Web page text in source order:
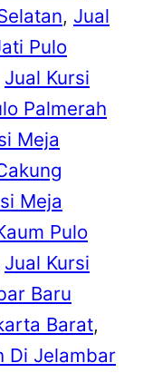
, Jual
Pulo
Jual Kursi
Palmerah
Meja
Meja
Pulo
Jual Kursi
Baru
Barat
Di Jelambar